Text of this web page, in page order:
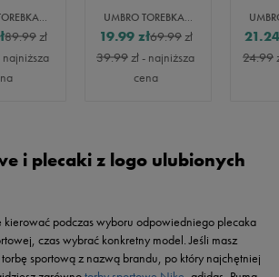
UMBRO TOREBKA UMBRO BRONBEIGH
89.99zł
najniższa
UMBRO TOREBKA UMBRO BRONBEIGH
69.99zł
19.99 zł
39.99zł- najniższa
cena
21.24
24.99
i plecaki z logo ulubionych
kierować podczas wyboru odpowiedniego plecaka
czas wybrać konkretny model. Jeśli masz
sportową z nazwą brandu, po który najchętniej